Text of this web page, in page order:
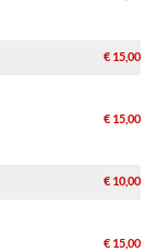
€ 15,00
€ 15,00
€ 10,00
€ 15,00